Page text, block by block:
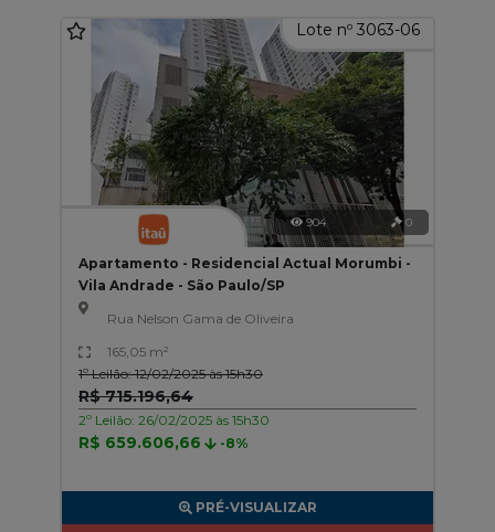
Lote nº 3063-06
904 0
Apartamento - Residencial Actual Morumbi -
Vila Andrade - São Paulo/SP
Rua Nelson Gama de Oliveira
165,05 m²
1º Leilão: 12/02/2025 às 15h30
R$ 715.196,64
2º Leilão: 26/02/2025 às 15h30
R$ 659.606,66 -8%
PRÉ-VISUALIZAR